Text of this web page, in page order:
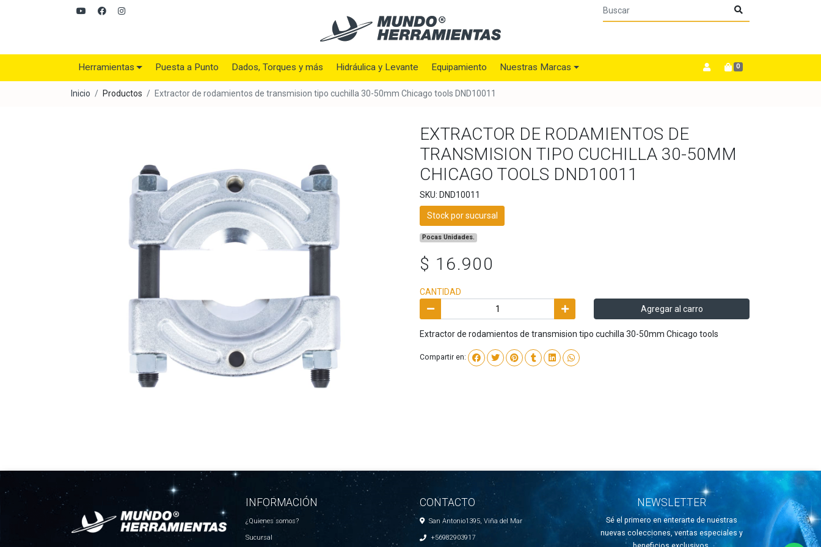
Herramientas Puesta a Punto Dados, Torques y más Hidráulica y Levante Equipamiento Nuestras Marcas 0
Inicio Productos Extractor de rodamientos de transmision tipo cuchilla 30-50mm Chicago tools DND10011
EXTRACTOR DE RODAMIENTOS DE
TRANSMISION TIPO CUCHILLA 30-50MM
CHICAGO TOOLS DND10011
SKU: DND10011
Stock por sucursal
Pocas Unidades.
$ 16.900
CANTIDAD
Agregar al carro
Extractor de rodamientos de transmision tipo cuchilla 30-50mm Chicago tools
Compartir en:
INFORMACIÓN
¿Quienes somos?
Sucursal
CONTACTO
San Antonio1395, Viña del Mar
+56982903917
NEWSLETTER
Sé el primero en enterarte de nuestras
nuevas colecciones, ventas especiales y